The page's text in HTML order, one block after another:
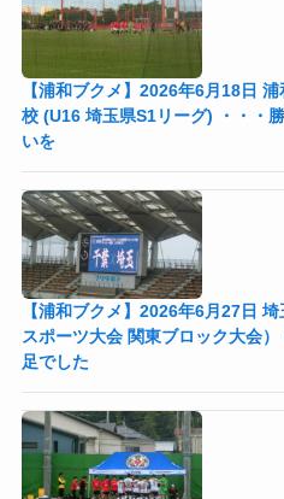
【浦和ブクメ】2026年6月18日
校 (U16 埼玉県S1リーグ) ・・・
いを
【浦和ブクメ】2026年6月27日
スポーツ大会 関東ブロック大会
足でした